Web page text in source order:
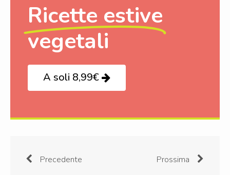
Ricette estive
vegetali
A soli 8,99€
Precedente Prossima